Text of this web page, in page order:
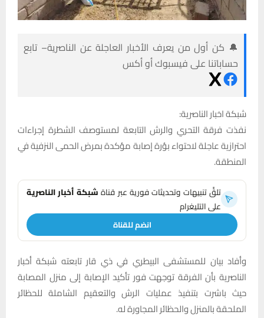
🔔 كن أول من يعرف الأخبار العاجلة عن الناصرية– تابع
حساباتنا على فيسبوك أو أكس
شبكة اخبار الناصرية:
نفذت فرقة التحري والرش التابعة لمستوصف الشطرة إجراءات
احترازية عاجلة لاحتواء بؤرة إصابة مؤكدة بمرض الحمى النزفية في
المنطقة.
تلقَّ تنبيهات وتحديثات فورية عبر قناةشبكة أخبار الناصرية
على التليغرام
انضم للقناة
وأفاد بيان للمستشفى البيطري في ذي قار تابعته شبكة أخبار
الناصرية بأن الفرقة توجهت فور تأكيد الإصابة إلى منزل المصابة
حيث باشرت بتنفيذ عمليات الرش والتعقيم الشاملة للحظائر
الملحقة بالمنزل والحظائر المجاورة له.